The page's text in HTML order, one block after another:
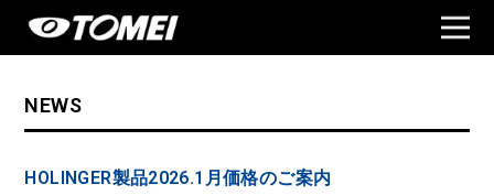
NEWS
HOLINGER製品2026.1月価格のご案内